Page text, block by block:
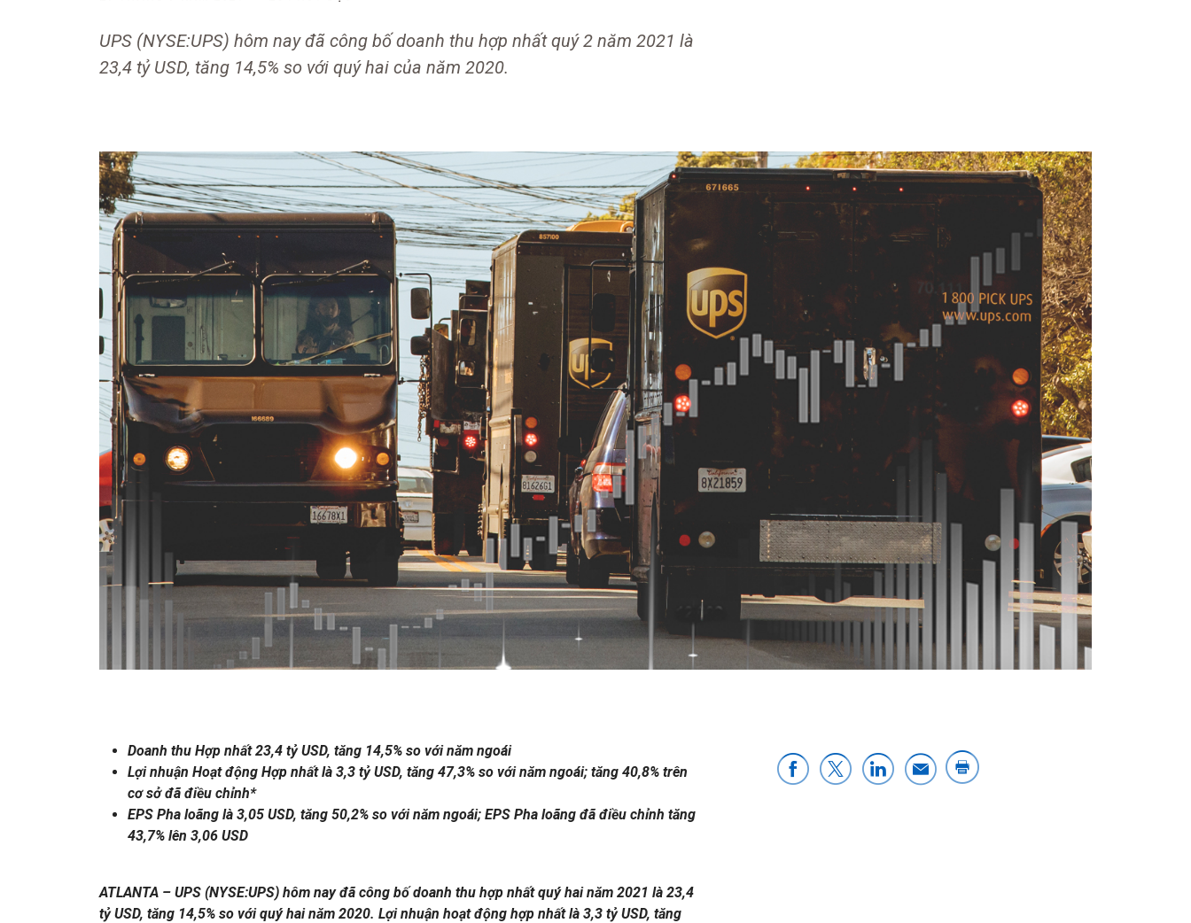
UPS (NYSE:UPS) hôm nay đã công bố doanh thu hợp nhất quý 2 năm 2021 là
23,4 tỷ USD, tăng 14,5% so với quý hai của năm 2020.
Doanh thu Hợp nhất 23,4 tỷ USD, tăng 14,5% so với năm ngoái
Lợi nhuận Hoạt động Hợp nhất là 3,3 tỷ USD, tăng 47,3% so với năm ngoái; tăng 40,8% trên
cơ sở đã điều chỉnh*
EPS Pha loãng là 3,05 USD, tăng 50,2% so với năm ngoái; EPS Pha loãng đã điều chỉnh tăng
43,7% lên 3,06 USD
ATLANTA – UPS (NYSE:UPS) hôm nay đã công bố doanh thu hợp nhất quý hai năm 2021 là 23,4
tỷ USD, tăng 14,5% so với quý hai năm 2020. Lợi nhuận hoạt động hợp nhất là 3,3 tỷ USD, tăng